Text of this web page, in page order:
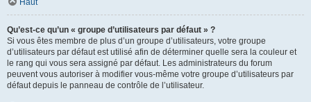
Haut
Qu’est-ce qu’un « groupe d’utilisateurs par défaut » ?
Si vous êtes membre de plus d’un groupe d’utilisateurs, votre groupe
d’utilisateurs par défaut est utilisé afin de déterminer quelle sera la couleur et
le rang qui vous sera assigné par défaut. Les administrateurs du forum
peuvent vous autoriser à modifier vous-même votre groupe d’utilisateurs par
défaut depuis le panneau de contrôle de l’utilisateur.